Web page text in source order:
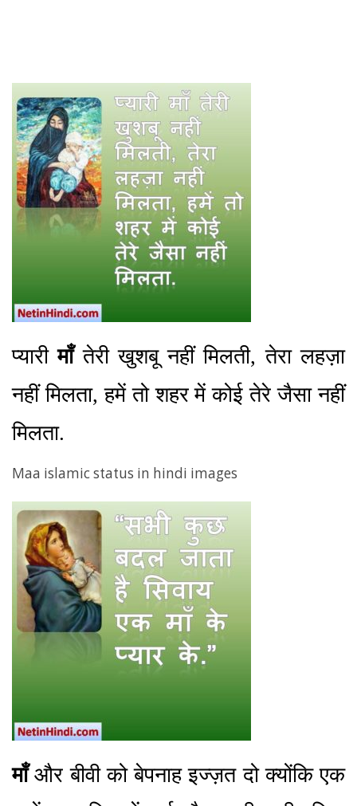
प्यारीमाँतेरी खुशबू नहीं मिलती, तेरा लहज़ा
नहीं मिलता, हमें तो शहर में कोई तेरे जैसा नहीं
मिलता.
Maa islamic status in hindi images
माँऔर बीवी को बेपनाह इज्ज़त दो क्योंकि एक